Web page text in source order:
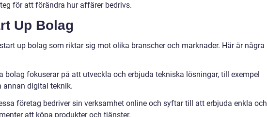
för att förändra hur affärer bedrivs.
Up Bolag
up bolag som riktar sig mot olika branscher och marknader. Här är några
bolag fokuserar på att utveckla och erbjuda tekniska lösningar, till exempel
annan digital teknik.
företag bedriver sin verksamhet online och syftar till att erbjuda enkla och
att köpa produkter och tjänster.